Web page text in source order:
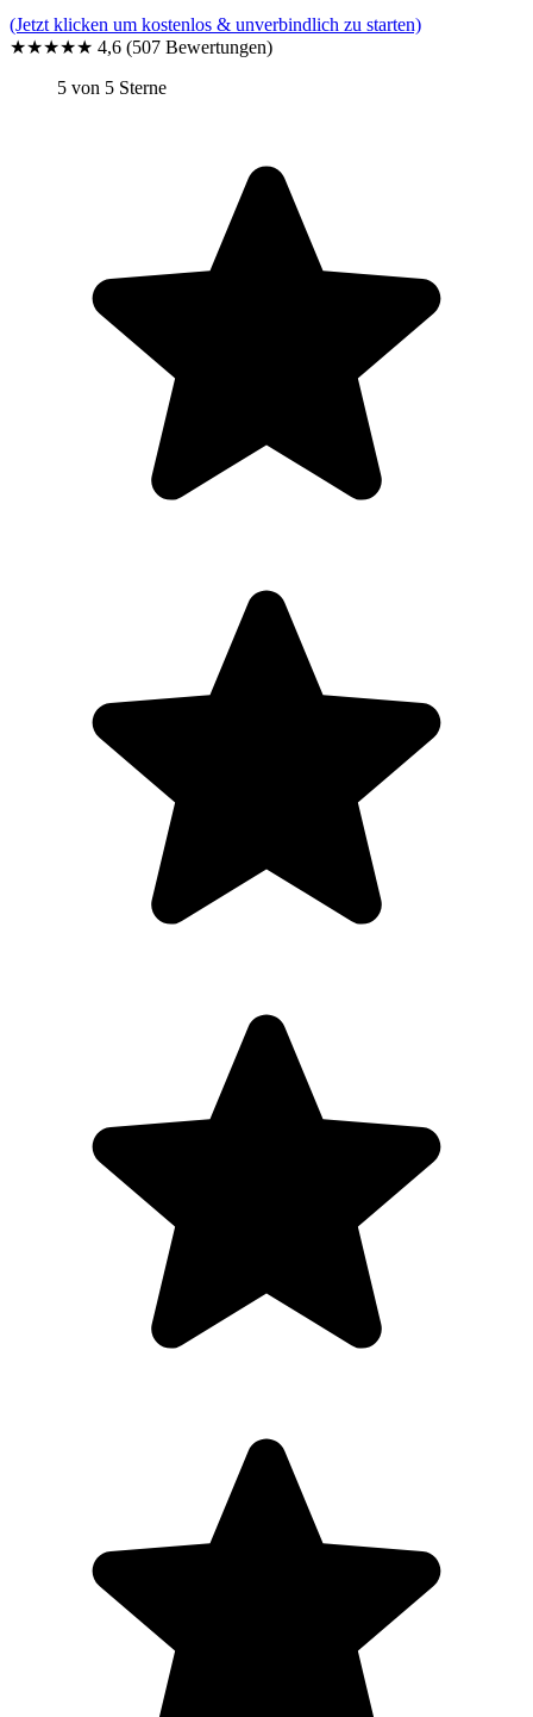
(Jetzt klicken um kostenlos & unverbindlich zu starten)
★★★★★ 4,6 (507 Bewertungen)
5 von 5 Sterne